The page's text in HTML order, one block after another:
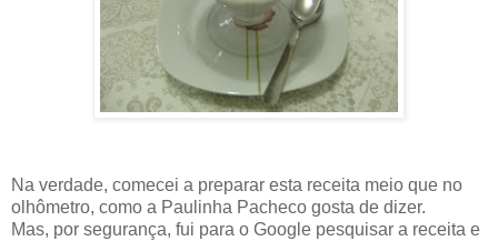
Na verdade, comecei a preparar esta receita meio que no
olhômetro, como a Paulinha Pacheco gosta de dizer.
Mas, por segurança, fui para o Google pesquisar a receita e